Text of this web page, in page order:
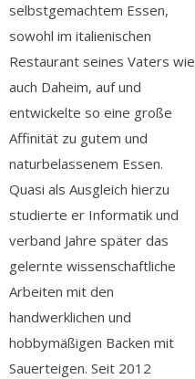
selbstgemachtem Essen,
sowohl im italienischen
Restaurant seines Vaters wie
auch Daheim, auf und
entwickelte so eine große
Affinität zu gutem und
naturbelassenem Essen.
Quasi als Ausgleich hierzu
studierte er Informatik und
verband Jahre später das
gelernte wissenschaftliche
Arbeiten mit den
handwerklichen und
hobbymäßigen Backen mit
Sauerteigen. Seit 2012